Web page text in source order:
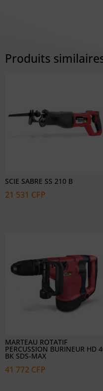
Produits
SCIE SABRE SS 210 B
21 531 CFP
MARTEAU ROTATIF
PERCUSSION BURINEUR HD
BK SDS-MAX
41 772 CFP